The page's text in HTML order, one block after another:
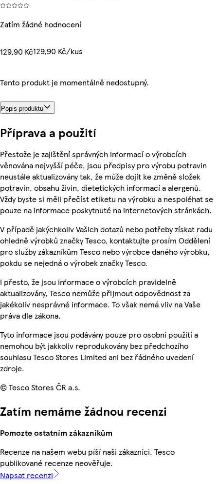
Zatím žádné hodnocení
129,90 Kč129,90 Kč/kus
Tento produkt je momentálně nedostupný.
Popis produktu
Příprava a použití
Přestože je zajištění správných informací o výrobcích
věnována nejvyšší péče, jsou předpisy pro výrobu potravin
neustále aktualizovány tak, že může dojít ke změně složek
potravin, obsahu živin, dietetických informací a alergenů.
Vždy byste si měli přečíst etiketu na výrobku a nespoléhat se
pouze na informace poskytnuté na internetových stránkách.
V případě jakýchkoliv Vašich dotazů nebo potřeby získat radu
ohledně výrobků značky Tesco, kontaktujte prosím Oddělení
pro služby zákazníkům Tesco nebo výrobce daného výrobku,
pokdu se nejedná o výrobek značky Tesco.
I přesto, že jsou informace o výrobcích pravidelně
aktualizovány, Tesco nemůže přijmout odpovědnost za
jakékoliv nesprávné informace. To však nemá vliv na Vaše
práva dle zákona.
Tyto informace jsou podávány pouze pro osobní použití a
nemohou být jakkoliv reprodukovány bez předchozího
souhlasu Tesco Stores Limited ani bez řádného uvedení
zdroje.
© Tesco Stores ČR a.s.
Zatím nemáme žádnou recenzi
Pomozte ostatním zákazníkům
Recenze na našem webu píší naši zákazníci. Tesco
publikované recenze neověřuje.
Napsat recenzi